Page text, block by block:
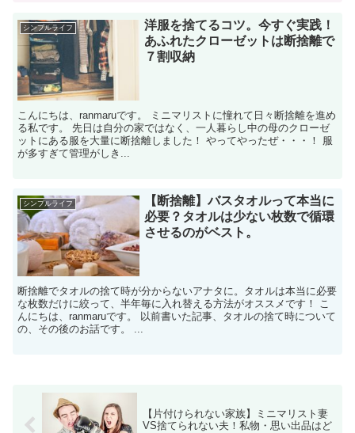
シンプルライフ
洋服を捨てるコツ。今すぐ実践！
あふれたクローゼットは断捨離で
７割収納
こんにちは、ranmaruです。 ミニマリストに憧れて日々断捨離を進め
る私です。 先日は自分の家ではなく、一人暮らし中の母のクローゼ
ットにある服を大量に断捨離しました！ やってやったぜ・・・！ 服
が多すぎて管理がしき...
シンプルライフ
【断捨離】バスタオルって本当に
必要？タオルは少ない枚数で循環
させるのがベスト。
断捨離でタオルの捨て時が分からないアナタに。タオルは本当に必要
な枚数だけに絞って、半年毎に入れ替える方法がオススメです！ こ
んにちは、ranmaruです。 以前書いた記事、タオルの捨て時について
の、その後のお話です。 ...
【片付けられない家族】ミニマリスト妻
VS捨てられない夫！私物・思い出品はど